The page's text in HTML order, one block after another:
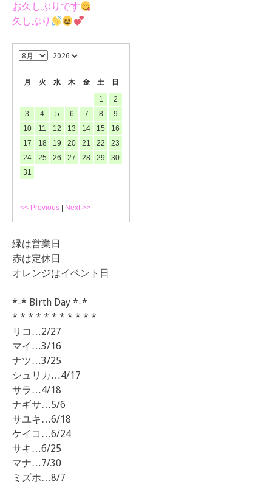
お久しぶりです
久しぶり
月 火 水 木 金 土 日
<< Previous Next >>
1
2
3
4 5 6 7 8
9
10
11 12 13 14 15
16
17
18 19 20 21 22
23
24
25 26 27 28 29
30
31
緑は営業日
赤は定休日
オレンジはイベント日
*-* Birth Day *-*
* * * * * * * * * * *
リコ…2/27
マイ…3/16
ナツ…3/25
シュリカ…4/17
サラ…4/18
ナギサ…5/6
サユキ…6/18
ケイコ…6/24
サキ…6/25
マナ…7/30
ミズホ…8/7